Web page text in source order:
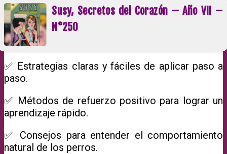
Susy, Secretos del Corazón – Año VII –
N°250
✅ Estrategias claras y fáciles de aplicar paso a
paso.
✅ Métodos de refuerzo positivo para lograr un
aprendizaje rápido.
✅ Consejos para entender el comportamiento
natural de los perros.